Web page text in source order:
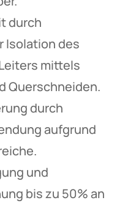
durch
Isolation des
mittels
Querschneiden.
durch
aufgrund
und
bis zu 50% an